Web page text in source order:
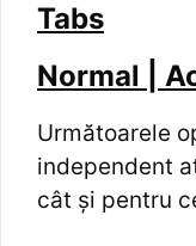
Tabs
Normal |
Următoarele
independent
cât și pentru